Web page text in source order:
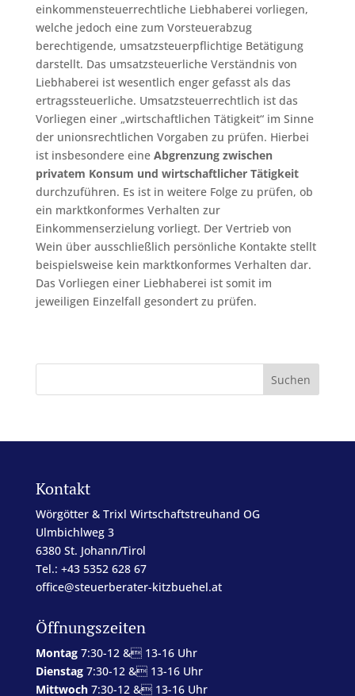
einkommensteuerrechtliche Liebhaberei vorliegen,
welche jedoch eine zum Vorsteuerabzug
berechtigende, umsatzsteuerpflichtige Betätigung
darstellt. Das umsatzsteuerliche Verständnis von
Liebhaberei ist wesentlich enger gefasst als das
ertragssteuerliche. Umsatzsteuerrechtlich ist das
Vorliegen einer „wirtschaftlichen Tätigkeit“ im Sinne
der unionsrechtlichen Vorgaben zu prüfen. Hierbei
ist insbesondere eine Abgrenzung zwischen
privatem Konsum und wirtschaftlicher Tätigkeit
durchzuführen. Es ist in weitere Folge zu prüfen, ob
ein marktkonformes Verhalten zur
Einkommenserzielung vorliegt. Der Vertrieb von
Wein über ausschließlich persönliche Kontakte stellt
beispielsweise kein marktkonformes Verhalten dar.
Das Vorliegen einer Liebhaberei ist somit im
jeweiligen Einzelfall gesondert zu prüfen.
Kontakt
Wörgötter & Trixl Wirtschaftstreuhand OG
Ulmbichlweg 3
6380 St. Johann/Tirol
Tel.: +43 5352 628 67
office@steuerberater-kitzbuehel.at
Öffnungszeiten
Montag7:30-12 & 13-16 Uhr
Dienstag7:30-12 & 13-16 Uhr
Mittwoch7:30-12 & 13-16 Uhr